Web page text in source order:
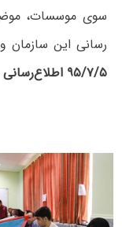
سوی موسسات،
رسانی این
۹۵/۷/۵ اطلاع‌رسانی خواهد شد.